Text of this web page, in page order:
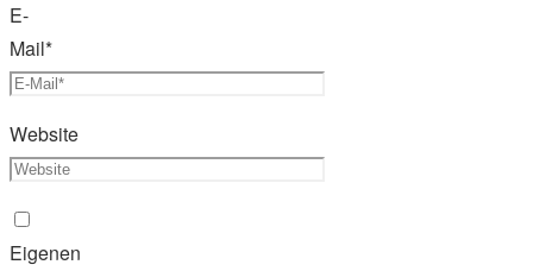
E-
Mail*
Website
Eigenen